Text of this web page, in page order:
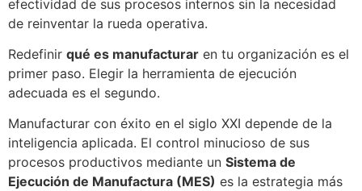
efectividad de sus procesos internos sin la necesidad
de reinventar la rueda operativa.
Redefinir qué es manufacturar en tu organización es el
primer paso. Elegir la herramienta de ejecución
adecuada es el segundo.
Manufacturar con éxito en el siglo XXI depende de la
inteligencia aplicada. El control minucioso de sus
procesos productivos mediante un Sistema de
Ejecución de Manufactura (MES) es la estrategia más